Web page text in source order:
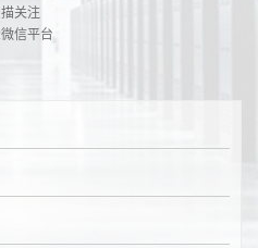
关注
信平台